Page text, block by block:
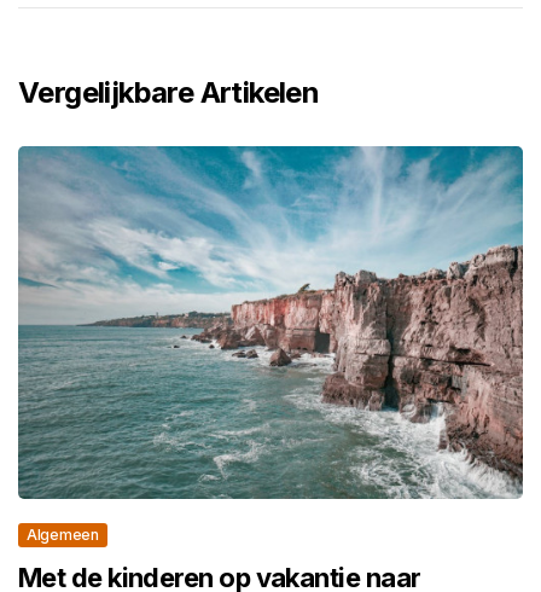
Vergelijkbare Artikelen
Algemeen
Met de kinderen op vakantie naar